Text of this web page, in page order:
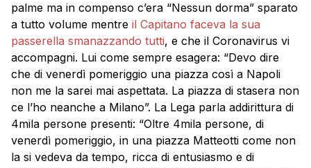
palme ma in compenso c’era “Nessun dorma” sparato
a tutto volume mentre il Capitano faceva la sua
passerella smanazzando tutti, e che il Coronavirus vi
accompagni. Lui come sempre esagera: “Devo dire
che di venerdì pomeriggio una piazza così a Napoli
non me la sarei mai aspettata. La piazza di stasera non
ce l’ho neanche a Milano”. La Lega parla addirittura di
4mila persone presenti: “Oltre 4mila persone, di
venerdì pomeriggio, in una piazza Matteotti come non
la si vedeva da tempo, ricca di entusiasmo e di